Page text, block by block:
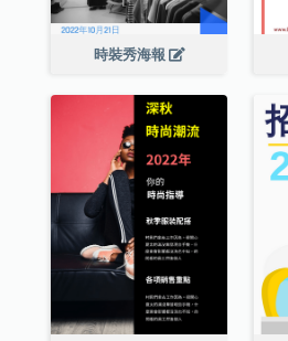
時裝秀海報